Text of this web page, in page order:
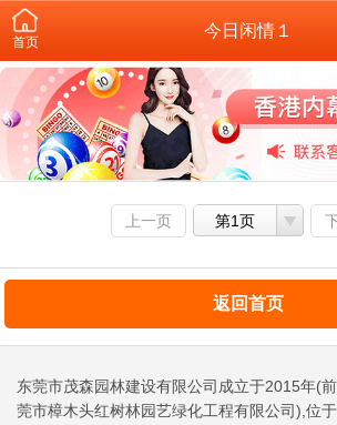
首页
今日闲情１
上一页 第1页
返回首页
东莞市茂森园林建设有限公司成立于2015年(
莞市樟木头红树林园艺绿化工程有限公司),位